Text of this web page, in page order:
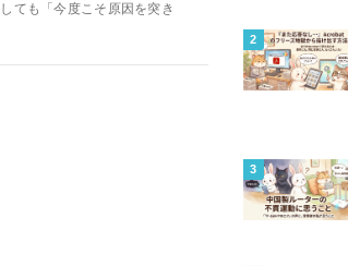
ても「今度こそ原因を突き